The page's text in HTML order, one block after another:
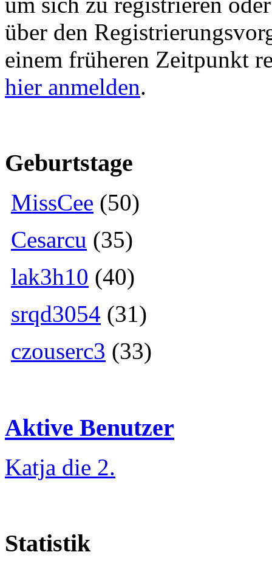
über den
einem früheren Zeitpunkt
hier anmelden.
Geburtstage
MissCee (50)
Cesarcu (35)
lak3h10 (40)
srqd3054 (31)
czouserc3 (33)
Aktive Benutzer
Katja die 2.
Statistik